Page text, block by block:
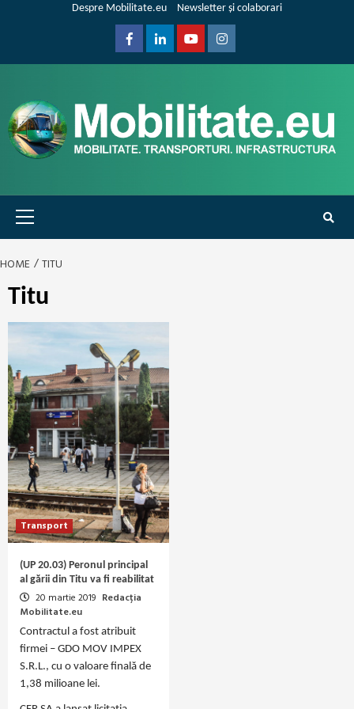
Despre Mobilitate.eu Newsletter și colaborari
FacebookLinkedinYoutubeInstagram
Primary
Menu
HOME TITU
Titu
Transport
(UP 20.03) Peronul principal
al gării din Titu va fi reabilitat
20 martie 2019 Redacția
Mobilitate.eu
Contractul a fost atribuit
firmei – GDO MOV IMPEX
S.R.L., cu o valoare finală de
1,38 milioane lei.